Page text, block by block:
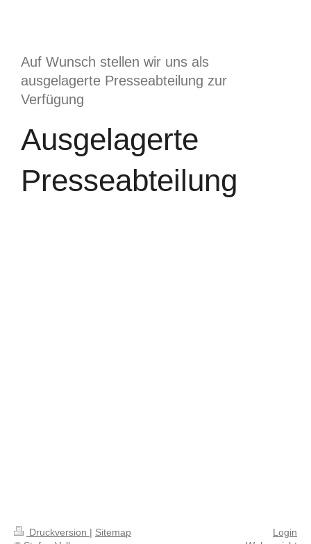
Auf Wunsch stellen wir uns als
ausgelagerte Presseabteilung zur
Verfügung
Ausgelagerte
Presseabteilung
Druckversion | Sitemap
Login